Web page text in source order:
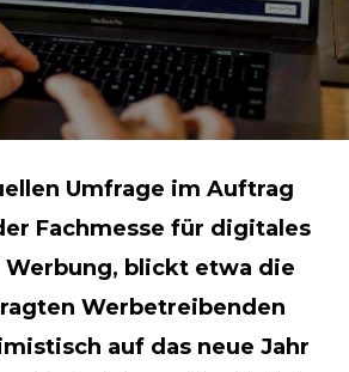
Umfrage im Auftrag
Fachmesse für digitales
blickt etwa die
Werbetreibenden
auf das neue Jahr